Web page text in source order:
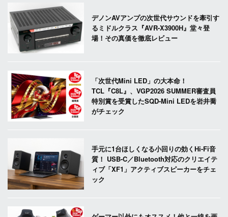
デノンAVアンプの次世代サウンドを牽引す
るミドルクラス『AVR-X3900H』堂々登
場！その真価を徹底レビュー
「次世代Mini LED」の大本命！
TCL『C8L』、VGP2026 SUMMER審査員
特別賞を受賞したSQD-Mini LEDを岩井喬
がチェック
手元に1台ほしくなる小回りの効くHi-Fi音
質！ USB-C／Bluetooth対応のクリエイテ
ィブ「XF1」アクティブスピーカーをチェ
ック